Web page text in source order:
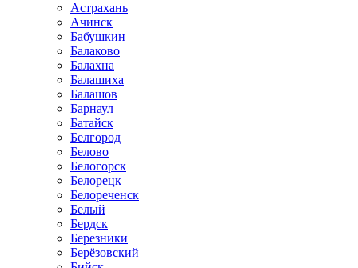
Астрахань
Ачинск
Бабушкин
Балаково
Балахна
Балашиха
Балашов
Барнаул
Батайск
Белгород
Белово
Белогорск
Белорецк
Белореченск
Белый
Бердск
Березники
Берёзовский